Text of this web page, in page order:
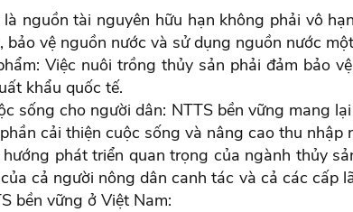
nguồn tài nguyên hữu hạn không phải vô
vệ nguồn nước và sử dụng nguồn nước
Việc nuôi trồng thủy sản phải đảm bảo
khẩu quốc tế.
sống cho người dân: NTTS bền vững mang
cải thiện cuộc sống và nâng cao thu nhập
phát triển quan trọng của ngành thủy
cả người nông dân canh tác và cả các cấp
bền vững ở Việt Nam: